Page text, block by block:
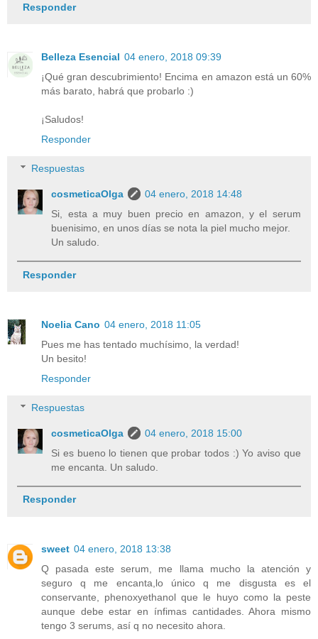
Responder
Belleza Esencial 04 enero, 2018 09:39
¡Qué gran descubrimiento! Encima en amazon está un 60%
más barato, habrá que probarlo :)
¡Saludos!
Responder
Respuestas
cosmeticaOlga
04 enero, 2018 14:48
Si, esta a muy buen precio en amazon, y el serum
buenisimo, en unos días se nota la piel mucho mejor.
Un saludo.
Responder
Noelia Cano 04 enero, 2018 11:05
Pues me has tentado muchísimo, la verdad!
Un besito!
Responder
Respuestas
cosmeticaOlga
04 enero, 2018 15:00
Si es bueno lo tienen que probar todos :) Yo aviso que
me encanta. Un saludo.
Responder
sweet 04 enero, 2018 13:38
Q pasada este serum, me llama mucho la atención y
seguro q me encanta,lo único q me disgusta es el
conservante, phenoxyethanol que le huyo como la peste
aunque debe estar en ínfimas cantidades. Ahora mismo
tengo 3 serums, así q no necesito ahora.